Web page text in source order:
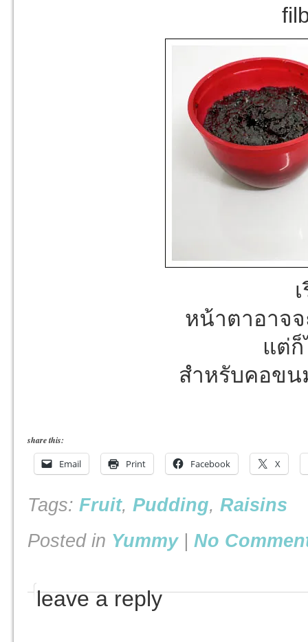
หน้าตาอาจ
แต่
สำหรับคอข
share this:
Email Print Facebook X
Tags: Fruit, Pudding, Raisins
Posted in Yummy| No
leave a reply